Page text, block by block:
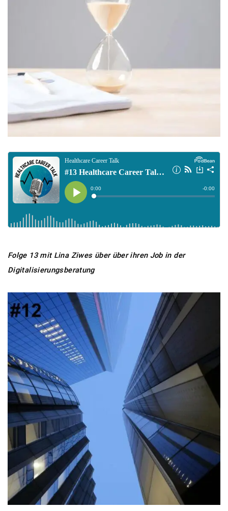
Folge 13 mit Lina Ziwes über über ihren Job in der
Digitalisierungsberatung